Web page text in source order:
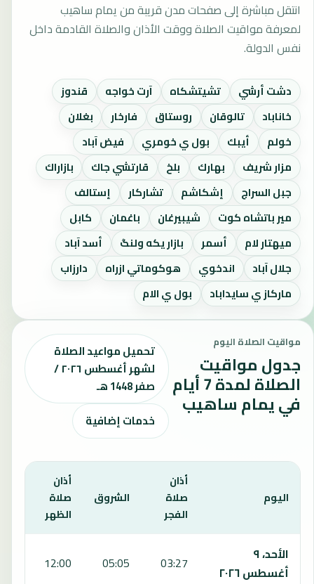
انتقل مباشرة إلى صفحات مدن قريبة من يمام ساهيب
لمعرفة مواقيت الصلاة ووقت الأذان والصلاة القادمة داخل
نفس الدولة.
دشت أرشي تشيتشكاه آرت خواجه
قندوز
خاناباد
تالوقان روستاق فارخار
بغلان
خولم
أيبك بول ي خومري
فيض آباد
مزار شريف
بهارك بلخ قارتشي جاك
بازاراك
جبل السراج
إشكاشم تشاركار
إستالف
مير باتشاه كوت
شيبيرغان باغمان
كابل
ميهتار لام
أسمر بازار يكه ولنگ
أسد آباد
جلال آباد
اندخوي هوكوماتي ازراه
دارزاب
ماركاز ي سايداباد
بول ي الام
مواقيت الصلاة اليوم
جدول مواقيت
الصلاة لمدة 7 أيام
في يمام ساهيب
تحميل مواعيد الصلاة
لشهر أغسطس ٢٠٢٦ /
صفر 1448 هـ
خدمات إضافية
اليوم
أذان
صلاة
الفجر
الشروق
أذان
صلاة
الظهر
الأحد، ٩
أغسطس ٢٠٢٦
03:27
05:05
12:00